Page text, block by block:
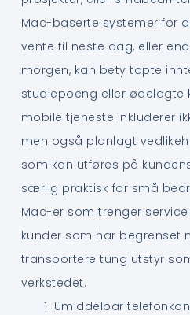
Mac-baserte systemer for
vente til neste dag, eller
morgen, kan bety tapte
studiepoeng eller ødelagte
mobile tjeneste inkluderer
men også planlagt
som kan utføres på
særlig praktisk for små
Mac-er som trenger
kunder som har begrenset
transportere tung utstyr
verkstedet.
Umiddelbar